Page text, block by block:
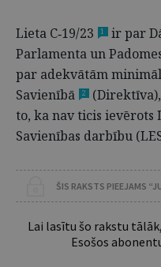
Lieta C‑19/23 1
ir par
Parlamenta un
par adekvātām
Savienībā
2
to, ka nav ticis ievērots
Savienības darbību
ŠIS RAKSTS PIEEJAMS
Lai lasītu šo rakstu
Esošos